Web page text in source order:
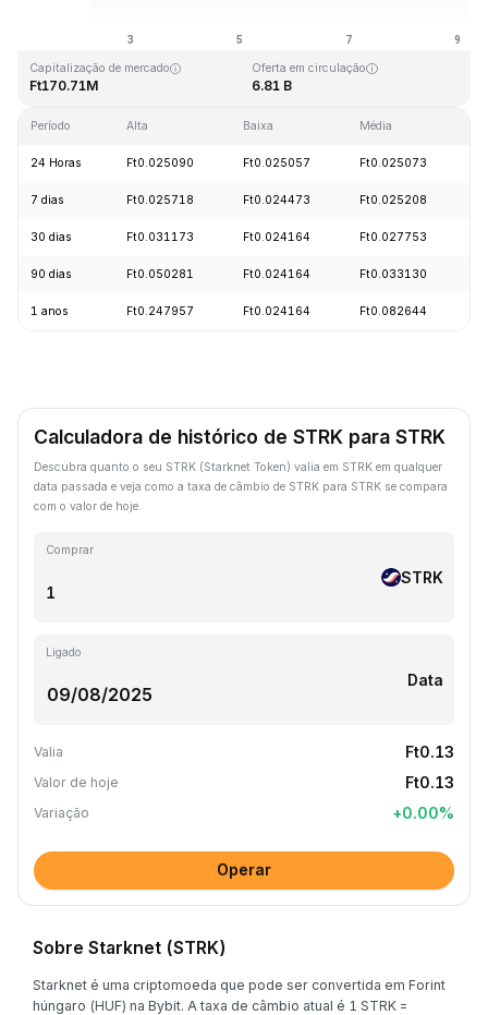
Capitalização de mercado
Ft170.71M
Oferta em circulação
6.81 B
Período Alta Baixa Média
24 Horas Ft0.025090 Ft0.025057 Ft0.025073
7 dias Ft0.025718 Ft0.024473 Ft0.025208
30 dias Ft0.031173 Ft0.024164 Ft0.027753
90 dias Ft0.050281 Ft0.024164 Ft0.033130
1 anos Ft0.247957 Ft0.024164 Ft0.082644
Calculadora de histórico de STRK para STRK
Descubra quanto o seu STRK (Starknet Token) valia em STRK em qualquer
data passada e veja como a taxa de câmbio de STRK para STRK se compara
com o valor de hoje.
Comprar
STRK
Ligado
Data
Valia Ft0.13
Valor de hoje Ft0.13
Variação +0.00%
Operar
Sobre Starknet (STRK)
Starknet é uma criptomoeda que pode ser convertida em Forint
húngaro (HUF) na Bybit. A taxa de câmbio atual é 1 STRK =